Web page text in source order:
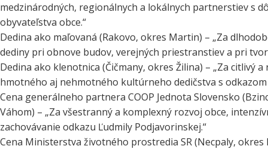
medzinárodných, regionálnych a lokálnych partnerstiev s
obyvateľstva obce.“
Dedina ako maľovaná (Rakovo, okres Martin) – „Za
dediny pri obnove budov, verejných priestranstiev a pri
Dedina ako klenotnica (Čičmany, okres Žilina) – „Za citlivý
hmotného aj nehmotného kultúrneho dedičstva s odkazom
Cena generálneho partnera COOP Jednota Slovensko
Váhom) – „Za všestranný a komplexný rozvoj obce,
zachovávanie odkazu Ľudmily Podjavorinskej.“
Cena Ministerstva životného prostredia SR (Necpaly,